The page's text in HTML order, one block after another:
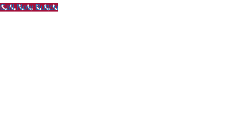
Call Now Button